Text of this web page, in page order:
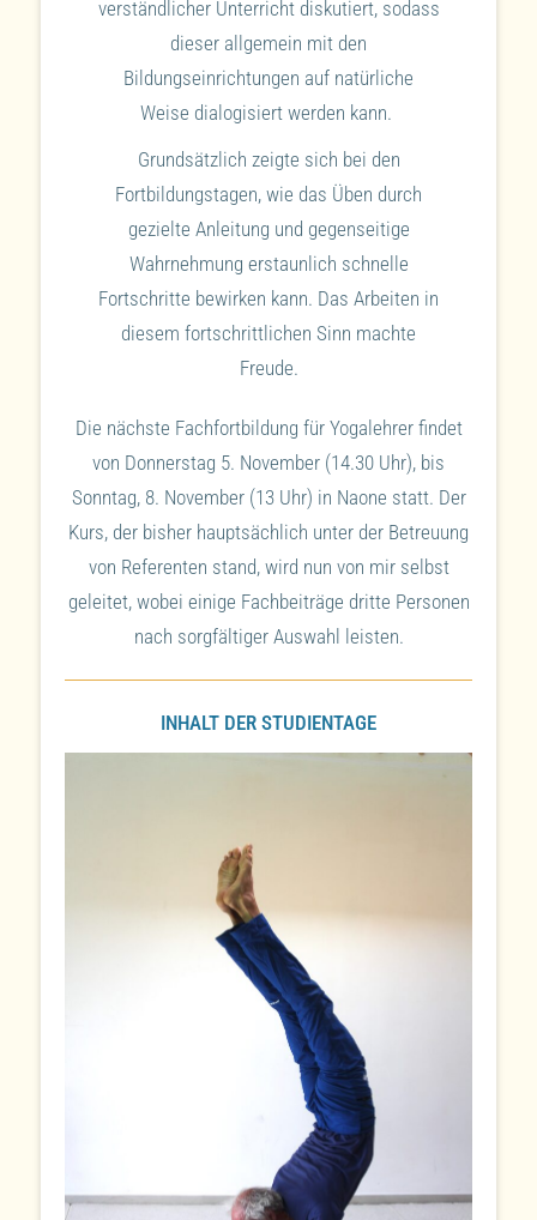
verständlicher Unterricht diskutiert, sodass
dieser allgemein mit den
Bildungseinrichtungen auf natürliche
Weise dialogisiert werden kann.
Grundsätzlich zeigte sich bei den
Fortbildungstagen, wie das Üben durch
gezielte Anleitung und gegenseitige
Wahrnehmung erstaunlich schnelle
Fortschritte bewirken kann. Das Arbeiten in
diesem fortschrittlichen Sinn machte
Freude.
Die nächste Fachfortbildung für Yogalehrer findet
von Donnerstag 5. November (14.30 Uhr), bis
Sonntag, 8. November (13 Uhr) in Naone statt. Der
Kurs, der bisher hauptsächlich unter der Betreuung
von Referenten stand, wird nun von mir selbst
geleitet, wobei einige Fachbeiträge dritte Personen
nach sorgfältiger Auswahl leisten.
INHALT DER STUDIENTAGE